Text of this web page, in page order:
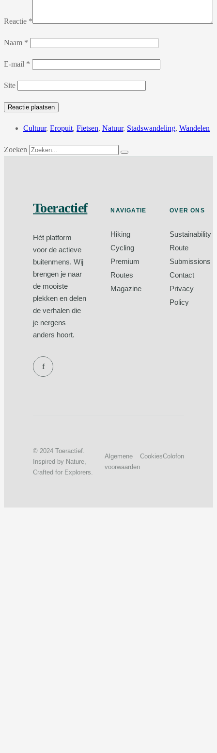
Reactie *
Naam *
E-mail *
Site
Cultuur, Eropuit, Fietsen, Natuur, Stadswandeling, Wandelen
Zoeken
Toeractief
Hét platform
voor de actieve
buitenmens. Wij
brengen je naar
de mooiste
plekken en delen
de verhalen die
je nergens
anders hoort.
f
NAVIGATIE
Hiking
Cycling
Premium
Routes
Magazine
OVER ONS
Sustainability
Route
Submissions
Contact
Privacy
Policy
© 2024 Toeractief.
Inspired by Nature,
Crafted for Explorers.
Algemene
voorwaarden
CookiesColofon